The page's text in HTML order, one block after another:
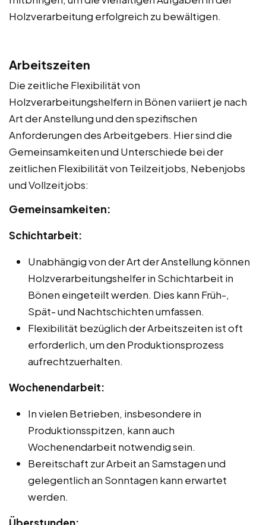
Holzverarbeitung erfolgreich zu bewältigen.
Arbeitszeiten
Die zeitliche Flexibilität von
Holzverarbeitungshelfern in Bönen variiert je nach
Art der Anstellung und den spezifischen
Anforderungen des Arbeitgebers. Hier sind die
Gemeinsamkeiten und Unterschiede bei der
zeitlichen Flexibilität von Teilzeitjobs, Nebenjobs
und Vollzeitjobs:
Gemeinsamkeiten:
Schichtarbeit:
Unabhängig von der Art der Anstellung können
Holzverarbeitungshelfer in Schichtarbeit in
Bönen eingeteilt werden. Dies kann Früh-,
Spät- und Nachtschichten umfassen.
Flexibilität bezüglich der Arbeitszeiten ist oft
erforderlich, um den Produktionsprozess
aufrechtzuerhalten.
Wochenendarbeit:
In vielen Betrieben, insbesondere in
Produktionsspitzen, kann auch
Wochenendarbeit notwendig sein.
Bereitschaft zur Arbeit an Samstagen und
gelegentlich an Sonntagen kann erwartet
werden.
Überstunden: